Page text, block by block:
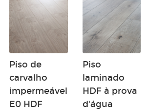
Piso de
carvalho
impermeável
E0 HDF
Piso
laminado
HDF à prova
d'água